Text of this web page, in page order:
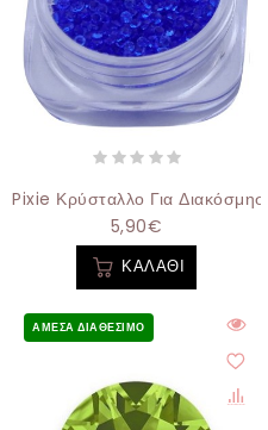
Pixie Κρύσταλλο Για
5,90€
ΚΑΛΆΘΙ
ΆΜΕΣΑ ΔΙΑΘΈΣΙΜΟ